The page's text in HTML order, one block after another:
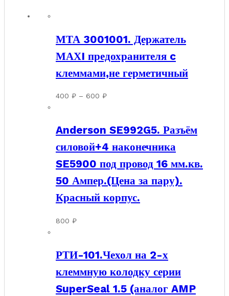
МТА 3001001. Держатель
МАХI предохранителя c
клеммами,не герметичный
400 ₽ – 600 ₽Диапазон
–
Anderson SE992G5. Разъём
силовой+4 наконечника
SE5900 под провод 16 мм.кв.
50 Ампер.(Цена за пару).
Красный корпус.
800 ₽
РТИ-101.Чехол на 2-х
клеммную колодку серии
SuperSeal 1.5 (аналог AMP